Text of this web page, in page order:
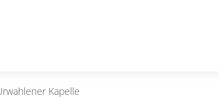
Kapelle